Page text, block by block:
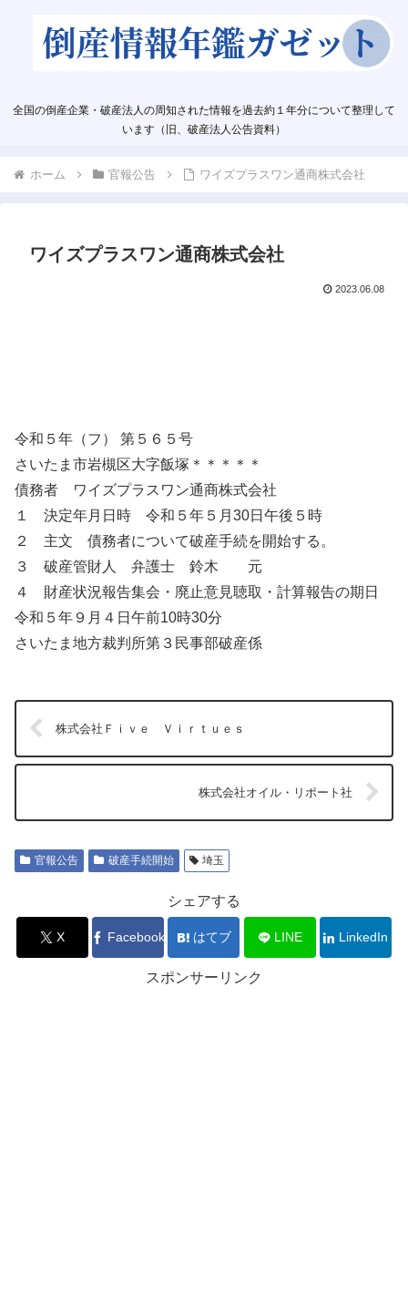
全国の倒産企業・破産法人の周知された情報を過去約１年分について整理して
います（旧、破産法人公告資料）
ホーム 官報公告 ワイズプラスワン通商株式会社
ワイズプラスワン通商株式会社
2023.06.08
令和５年（フ） 第５６５号
さいたま市岩槻区大字飯塚＊＊＊＊＊
債務者 ワイズプラスワン通商株式会社
１ 決定年月日時 令和５年５月30日午後５時
２ 主文 債務者について破産手続を開始する。
３ 破産管財人 弁護士 鈴木 元
４ 財産状況報告集会・廃止意見聴取・計算報告の期日
令和５年９月４日午前10時30分
さいたま地方裁判所第３民事部破産係
株式会社Ｆｉｖｅ Ｖｉｒｔｕｅｓ
株式会社オイル・リポート社
官報公告 破産手続開始 埼玉
シェアする
X Facebook はてブ LINE LinkedIn
スポンサーリンク